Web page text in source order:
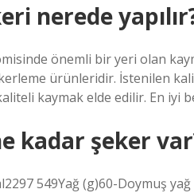
nerede
önemli bir yeri olan
ürünleridir. İstenilen
kaymak elde edilir. En iyi
kadar şeker
549Yağ (g)60-Doymuş